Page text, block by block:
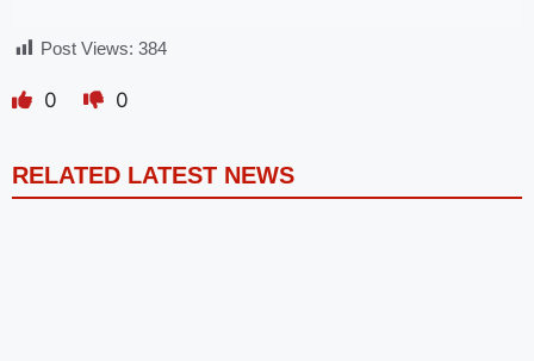
Post Views: 384
0 0
RELATED LATEST NEWS